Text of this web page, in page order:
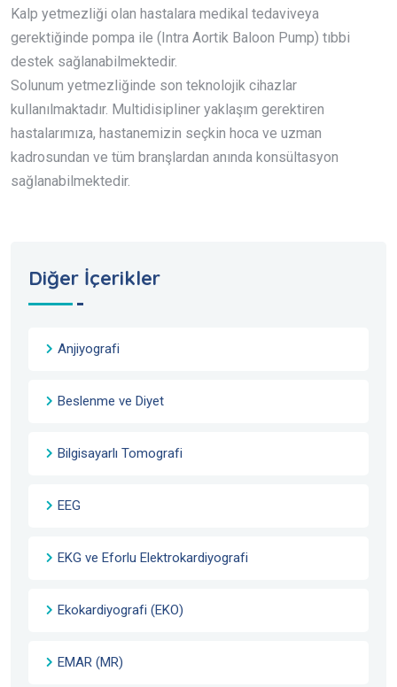
Kalp yetmezliği olan hastalara medikal tedaviveya
gerektiğinde pompa ile (Intra Aortik Baloon Pump) tıbbi
destek sağlanabilmektedir.
Solunum yetmezliğinde son teknolojik cihazlar
kullanılmaktadır. Multidisipliner yaklaşım gerektiren
hastalarımıza, hastanemizin seçkin hoca ve uzman
kadrosundan ve tüm branşlardan anında konsültasyon
sağlanabilmektedir.
Diğer İçerikler
Anjiyografi
Beslenme ve Diyet
Bilgisayarlı Tomografi
EEG
EKG ve Eforlu Elektrokardiyografi
Ekokardiyografi (EKO)
EMAR (MR)